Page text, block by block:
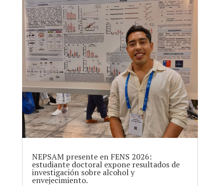
NEPSAM presente en FENS 2026:
estudiante doctoral expone resultados de
investigación sobre alcohol y
envejecimiento.